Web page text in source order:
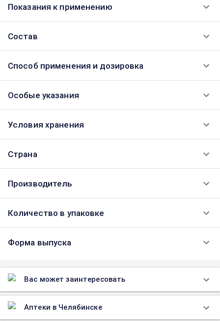
Показания к применению
Состав
Способ применения и дозировка
Особые указания
Условия хранения
Страна
Производитель
Количество в упаковке
Форма выпуска
Вас может заинтересовать
Аптеки в Челябинске